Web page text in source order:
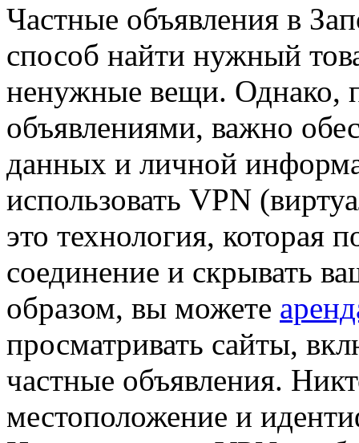
Чaстныe oбъявлeния в
способ найти нужный
ненужные вещи. Однако,
объявлениями, важно
данных и личной
использовать VPN
это технология, которая
соединение и скрывать
образом, вы можете
просматривать сайты,
частные объявления.
местоположение и